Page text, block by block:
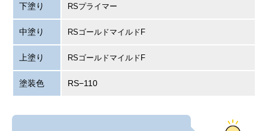
下塗り RSプライマー
中塗り RSゴールドマイルドF
上塗り RSゴールドマイルドF
塗装色 RS−110